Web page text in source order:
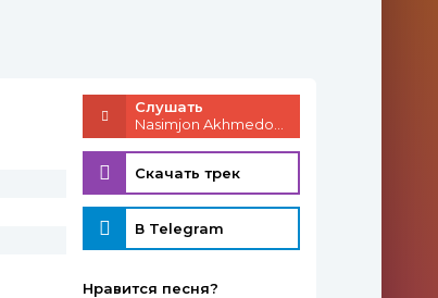
Слушать
Скачать трек
В Telegram
Нравится песня?